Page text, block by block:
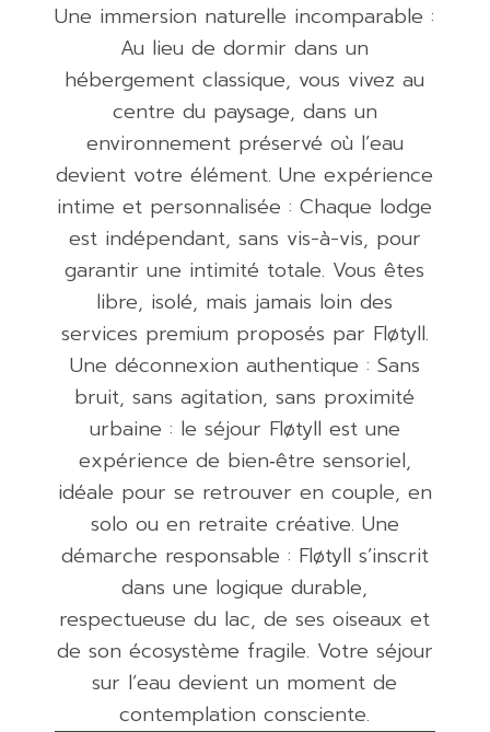
Une immersion naturelle incomparable :
Au lieu de dormir dans un
hébergement classique, vous vivez au
centre du paysage, dans un
environnement préservé où l’eau
devient votre élément. Une expérience
intime et personnalisée : Chaque lodge
est indépendant, sans vis-à-vis, pour
garantir une intimité totale. Vous êtes
libre, isolé, mais jamais loin des
services premium proposés par Fløtyll.
Une déconnexion authentique : Sans
bruit, sans agitation, sans proximité
urbaine : le séjour Fløtyll est une
expérience de bien‑être sensoriel,
idéale pour se retrouver en couple, en
solo ou en retraite créative. Une
démarche responsable : Fløtyll s’inscrit
dans une logique durable,
respectueuse du lac, de ses oiseaux et
de son écosystème fragile. Votre séjour
sur l’eau devient un moment de
contemplation consciente.